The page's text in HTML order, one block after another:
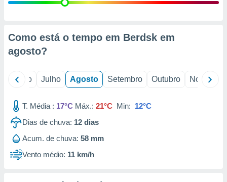
estudos
1199
Como está o tempo em Berdsk em
agosto?
Junho Julho Agosto Setembro Outubro Novembro
T. Média : 17°C Máx.: 21°C Min: 12°C
Dias de chuva: 12 dias
Acum. de chuva: 58 mm
Vento médio: 11 km/h